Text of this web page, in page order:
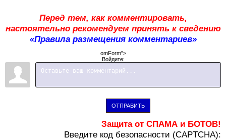
Перед тем, как комментировать,
настоятельно рекомендуем принять к сведению
«Правила размещения комментариев»
omForm">
Войдите:
ОТПРАВИТЬ
Защита от СПАМА и БОТОВ!
Введите код безопасности (CAPTCHA):